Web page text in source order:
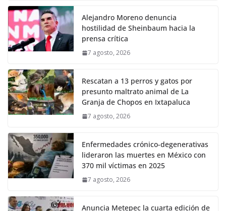
Alejandro Moreno denuncia
hostilidad de Sheinbaum hacia la
prensa crítica
7 agosto, 2026
Rescatan a 13 perros y gatos por
presunto maltrato animal de La
Granja de Chopos en Ixtapaluca
7 agosto, 2026
Enfermedades crónico-degenerativas
lideraron las muertes en México con
370 mil víctimas en 2025
7 agosto, 2026
Anuncia Metepec la cuarta edición de